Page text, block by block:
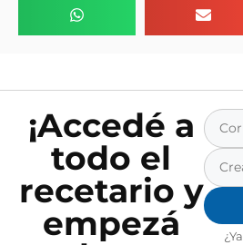
¡Accedé a
todo el
recetario y
empezá